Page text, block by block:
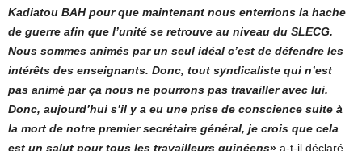
Kadiatou BAH pour que maintenant nous enterrions la hache
de guerre afin que l’unité se retrouve au niveau du SLECG.
Nous sommes animés par un seul idéal c’est de défendre les
intérêts des enseignants. Donc, tout syndicaliste qui n’est
pas animé par ça nous ne pourrons pas travailler avec lui.
Donc, aujourd’hui s’il y a eu une prise de conscience suite à
la mort de notre premier secrétaire général, je crois que cela
est un salut pour tous les travailleurs guinéens» a-t-il déclaré.